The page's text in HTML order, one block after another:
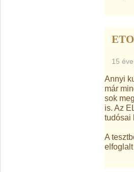
15 éve
Annyi
már
sok
is. Az
tudósai
A